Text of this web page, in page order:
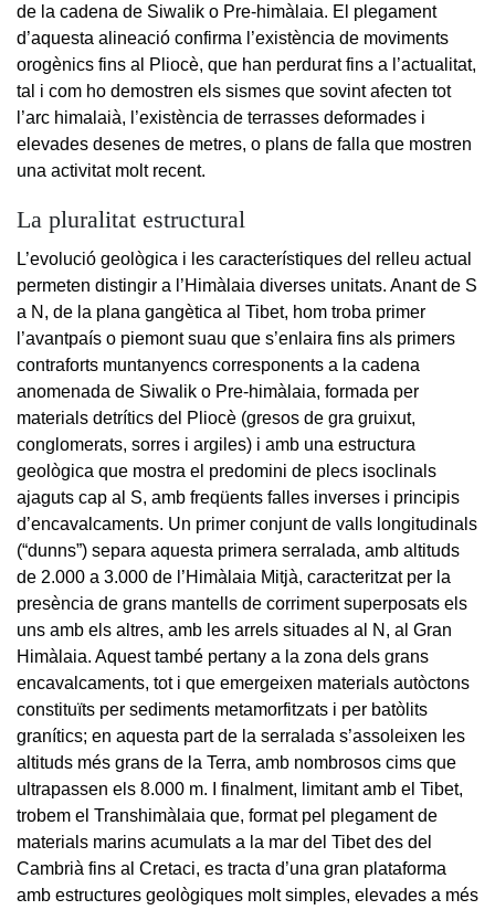
de la cadena de Siwalik o Pre-himàlaia. El plegament
d’aquesta alineació confirma l’existència de moviments
orogènics fins al Pliocè, que han perdurat fins a l’actualitat,
tal i com ho demostren els sismes que sovint afecten tot
l’arc himalaià, l’existència de terrasses deformades i
elevades desenes de metres, o plans de falla que mostren
una activitat molt recent.
La pluralitat estructural
L’evolució geològica i les característiques del relleu actual
permeten distingir a l’Himàlaia diverses unitats. Anant de S
a N, de la plana gangètica al Tibet, hom troba primer
l’avantpaís o piemont suau que s’enlaira fins als primers
contraforts muntanyencs corresponents a la cadena
anomenada de Siwalik o Pre-himàlaia, formada per
materials detrítics del Pliocè (gresos de gra gruixut,
conglomerats, sorres i argiles) i amb una estructura
geològica que mostra el predomini de plecs isoclinals
ajaguts cap al S, amb freqüents falles inverses i principis
d’encavalcaments. Un primer conjunt de valls longitudinals
(“dunns”) separa aquesta primera serralada, amb altituds
de 2.000 a 3.000 de l’Himàlaia Mitjà, caracteritzat per la
presència de grans mantells de corriment superposats els
uns amb els altres, amb les arrels situades al N, al Gran
Himàlaia. Aquest també pertany a la zona dels grans
encavalcaments, tot i que emergeixen materials autòctons
constituïts per sediments metamorfitzats i per batòlits
granítics; en aquesta part de la serralada s’assoleixen les
altituds més grans de la Terra, amb nombrosos cims que
ultrapassen els 8.000 m. I finalment, limitant amb el Tibet,
trobem el Transhimàlaia que, format pel plegament de
materials marins acumulats a la mar del Tibet des del
Cambrià fins al Cretaci, es tracta d’una gran plataforma
amb estructures geològiques molt simples, elevades a més